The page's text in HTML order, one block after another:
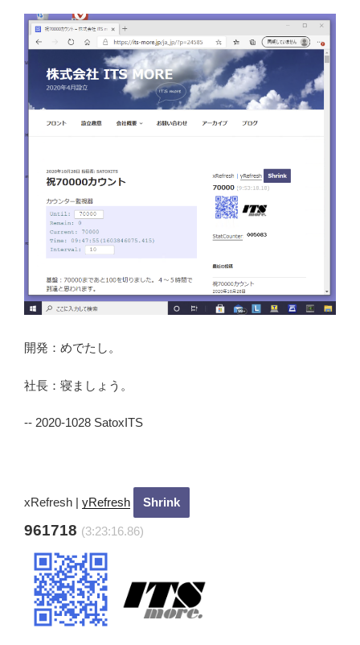
開発：めでたし。
社長：寝ましょう。
-- 2020-1028 SatoxITS
xRefresh | yRefresh
961718 (3:23:18.27)